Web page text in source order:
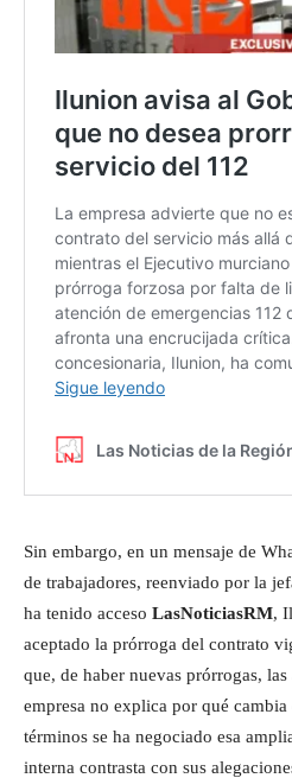
Sin embargo, en un mensaje de
de trabajadores, reenviado por la
ha tenido acceso LasNoticiasRM,
aceptado la prórroga del contrato
que, de haber nuevas prórrogas,
empresa no explica por qué
términos se ha negociado esa
interna contrasta con sus